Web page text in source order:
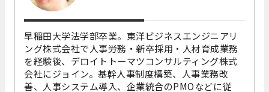
早稲田大学法学部卒業。東洋ビジネスエンジニアリ
ング株式会社で人事労務・新卒採用・人材育成業務
を経験後、デロイトトーマツコンサルティング株式
会社にジョイン。基幹人事制度構築、人事業務改
善、人事システム導入、企業統合のPMOなどに従